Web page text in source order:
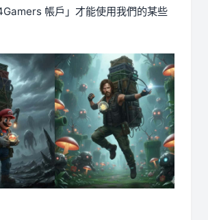
帳戶」才能使用我們的某些